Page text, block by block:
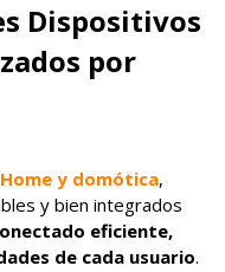
Dispositivos
por
y domótica,
y bien integrados
eficiente,
de cada usuario.